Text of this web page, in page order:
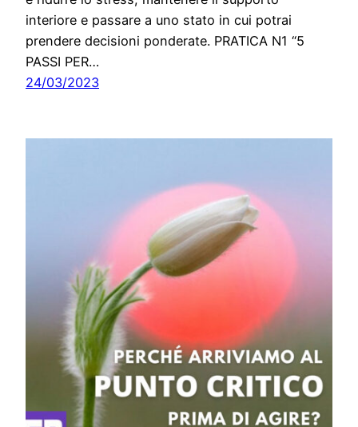
interiore e passare a uno stato in cui potrai
prendere decisioni ponderate. PRATICA N1 “5
PASSI PER…
24/03/2023